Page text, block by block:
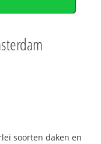
soorten daken en